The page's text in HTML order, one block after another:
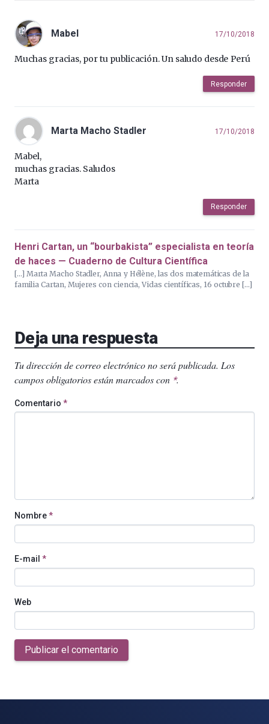
Mabel 17/10/2018
Muchas gracias, por tu publicación. Un saludo desde Perú
Responder
Marta Macho Stadler 17/10/2018
Mabel,
muchas gracias. Saludos
Marta
Responder
Henri Cartan, un “bourbakista” especialista en teoría
de haces — Cuaderno de Cultura Científica
[…] Marta Macho Stadler, Anna y Hélène, las dos matemáticas de la
familia Cartan, Mujeres con ciencia, Vidas científicas, 16 octubre […]
Deja una respuesta
Tu dirección de correo electrónico no será publicada. Los
campos obligatorios están marcados con *.
Comentario *
Nombre*
E-mail *
Web
Publicar el comentario